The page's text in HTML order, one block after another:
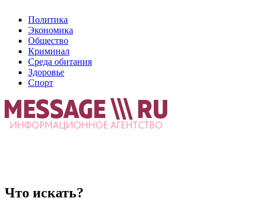
Политика
Экономика
Общество
Криминал
Среда обитания
Здоровье
Спорт
Что искать?